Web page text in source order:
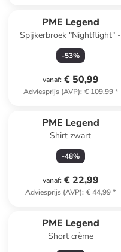
PME Legend
Spijkerbroek "Nightflight" -
regular fit - donkerblauw
-53%
vanaf: € 50,99
Adviesprijs (AVP): € 109,99*
PME Legend
Shirt zwart
-48%
vanaf: € 22,99
Adviesprijs (AVP): € 44,99*
PME Legend
Short crème